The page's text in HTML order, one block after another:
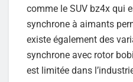
comme le SUV bz4x qui
synchrone à aimants
existe également des
synchrone avec rotor
est limitée dans